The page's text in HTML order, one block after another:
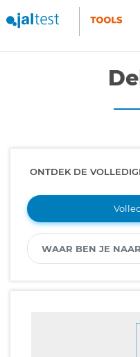
ONTDEK DE